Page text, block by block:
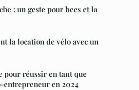
: un geste pour bees et la
la location de vélo avec un
pour réussir en tant que
entrepreneur en 2024